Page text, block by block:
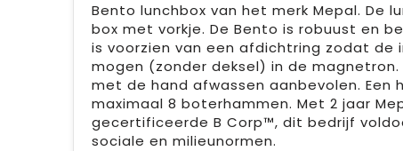
Bento lunchbox van het merk Mepal. De
box met vorkje. De Bento is robuust en
is voorzien van een afdichtring zodat de
mogen (zonder deksel) in de
met de hand afwassen aanbevolen. Een
maximaal 8 boterhammen. Met 2 jaar
gecertificeerde B Corp™, dit bedrijf
sociale en milieunormen.